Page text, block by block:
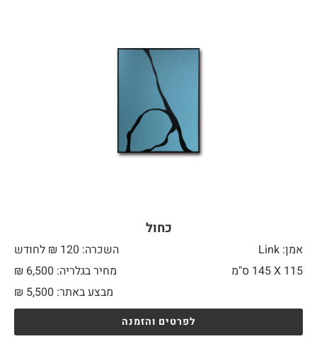
כחול
אמן: Link
השכרה: 120 ₪ לחודש
115 X
מחיר בגלריה: 6,500 ₪
מבצע באתר:
₪ 5,500
לפרטים והזמנה